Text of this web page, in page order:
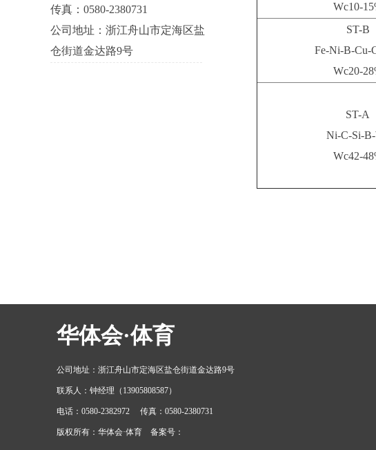
传真：0580-2380731
公司地址：浙江舟山市定海区盐
仓街道金达路9号
Wc10-
ST-B
Fe-Ni-B-Cu-
Wc20-
ST-A
Ni-C-Si-B-
Wc42-
华体会·体育
公司地址：浙江舟山市定海区盐仓街道金达路9号
联系人：钟经理（13905808587）
电话：0580-2382972 传真：0580-2380731
版权所有：华体会·体育 备案号：